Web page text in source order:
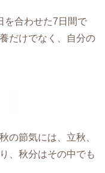
を合わせた7日間で
だけでなく、自分の
の節気には、立秋、
、秋分はその中でも